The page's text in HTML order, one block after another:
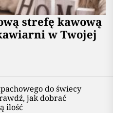
strefę kawową
w Twojej
do świecy
jak dobrać
ilość